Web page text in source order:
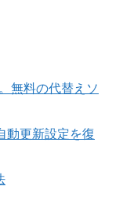
無料の代替えソ
動更新設定を復